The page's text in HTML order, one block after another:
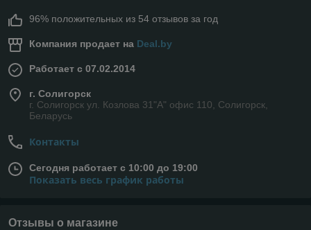
96% положительных из 54 отзывов за год
Компания продает на Deal.by
Работает с 07.02.2014
г. Солигорск
г. Солигорск ул. Козлова 31"А" офис 110, Солигорск,
Беларусь
Контакты
Сегодня работает с 10:00 до 19:00
Показать весь график работы
Отзывы о магазине